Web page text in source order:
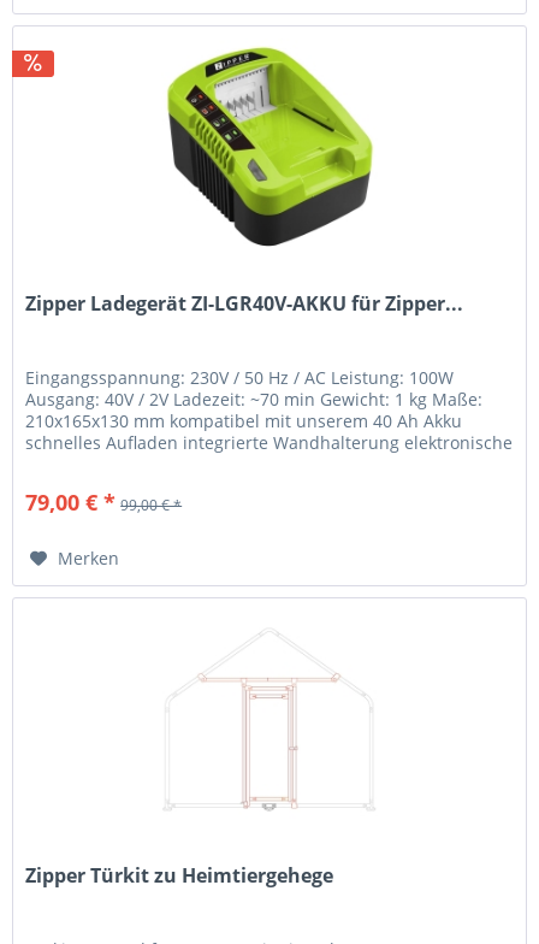
Zipper Ladegerät ZI-LGR40V-AKKU für Zipper...
Eingangsspannung: 230V / 50 Hz / AC Leistung: 100W
Ausgang: 40V / 2V Ladezeit: ~70 min Gewicht: 1 kg Maße:
210x165x130 mm kompatibel mit unserem 40 Ah Akku
schnelles Aufladen integrierte Wandhalterung elektronische
79,00 € * 99,00 € *
Merken
Zipper Türkit zu Heimtiergehege